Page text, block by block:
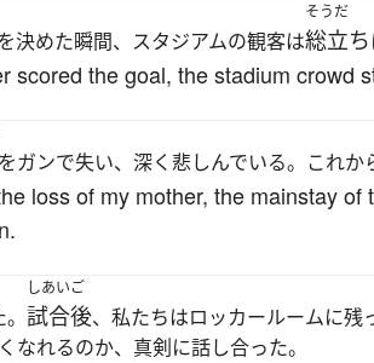
決めた瞬間、スタジアムの観客は
そうだ
総立ち
scored the goal, the stadium crowd
をガンで失い、深く悲しんでいる。これか
loss of my mother, the mainstay
しあいご
試合後、私たちはロッカールームに残
なれるのか、真剣に話し合った。